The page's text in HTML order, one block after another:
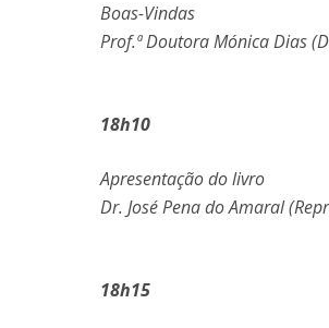
Boas-Vindas
Prof.ª Doutora Mónica Dias
18h10
Apresentação do livro
Dr. José Pena do Amaral
18h15